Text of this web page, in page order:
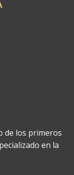
de los primeros
en la